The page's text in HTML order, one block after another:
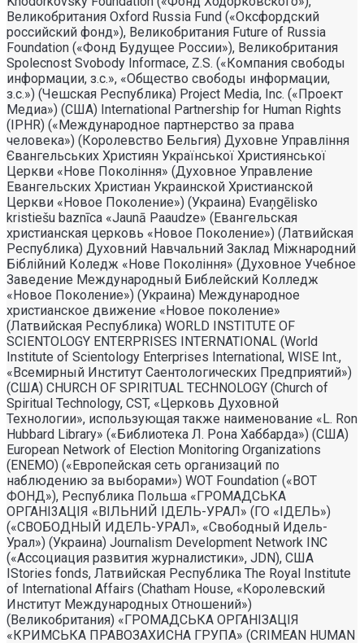
Великобритания Oxford Russia Fund («Оксфордский
российский фонд»), Великобритания Future of Russia
Foundation («Фонд Будущее России»), Великобритания
Spolecnost Svobody Informace, Z.S. («Компания свободы
информации, з.с.», «Общество свободы информации,
з.с.») (Чешская Республика) Project Media, Inc. («Проект
Медиа») (США) International Partnership for Human Rights
(IPHR) («Международное партнерство за права
человека») (Королевство Бельгия) Духовне Управлiння
Євангельських Християн Української Християнської
Церкви «Нове Поколiння» (Духовное Управление
Евангельских Христиан Украинской Христианской
Церкви «Новое Поколение») (Украина) Evaņgēlisko
kristiešu baznīca «Jaunā Paaudze» (Евангельская
христианская церковь «Новое Поколение») (Латвийская
Республика) Духовний Навчальний Заклад Міжнародний
Біблійний Коледж «Нове Покоління» (Духовное Учебное
Заведение Международный Библейский Колледж
«Новое Поколение») (Украина) Международное
христианское движение «Новое поколение»
(Латвийская Республика) WORLD INSTITUTE OF
SCIENTOLOGY ENTERPRISES INTERNATIONAL (World
Institute of Scientology Enterprises International, WISE Int.,
«Всемирный Институт Саентологических Предприятий»)
(США) CHURCH OF SPIRITUAL TECHNOLOGY (Church of
Spiritual Technology, CST, «Церковь Духовной
Технологии», использующая также наименование «L. Ron
Hubbard Library» («Библиотека Л. Рона Хаббарда») (США)
European Network of Election Monitoring Organizations
(ENEMO) («Европейская сеть организаций по
наблюдению за выборами») WOT Foundation («ВОТ
ФОНД»), Республика Польша «ГРОМАДСЬКА
ОРГАНI3АЦIЯ «ВIЛЬНИЙ IДЕЛЬ-УРАЛ» (ГО «IДЕЛЬ»)
(«СВОБОДНЫЙ ИДЕЛЬ-УРАЛ», «Свободный Идель-
Урал») (Украина) Journalism Development Network INC
(«Ассоциация развития журналистики», JDN), США
IStories fonds, Латвийская Республика The Royal Institute
of International Affairs (Chatham House, «Королевский
Институт Международных Отношений»)
(Великобритания) «ГРОМАДСЬКА ОРГАНIЗАЦIЯ
«КРИМСЬКА ПРАВОЗАХИСНА ГРУПА» (CRIMEAN HUMAN